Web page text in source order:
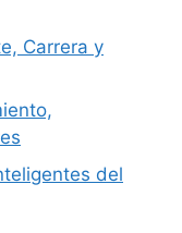
Carrera y
del